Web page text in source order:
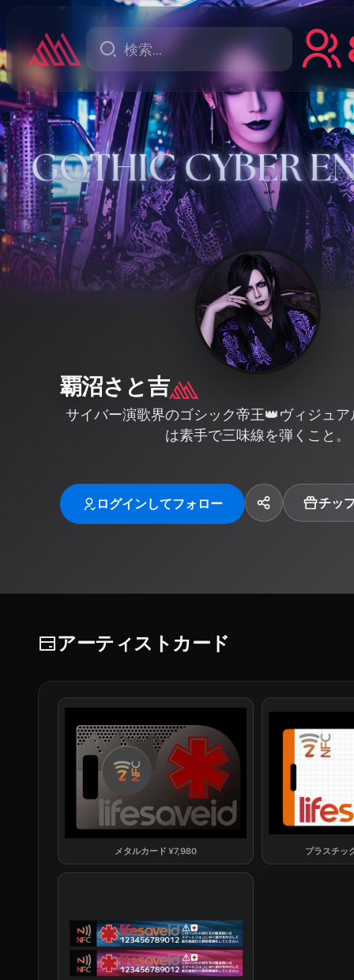
覇沼さと吉
サイバー演歌界のゴシック帝王👑ヴィジュ
は素手で三味線を弾くこと。
ログインしてフォロー チッ
アーティストカード
メタルカード ¥7,980 プラスチッ